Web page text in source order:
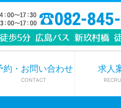
約・お問い合わせ
CONTACT
求人